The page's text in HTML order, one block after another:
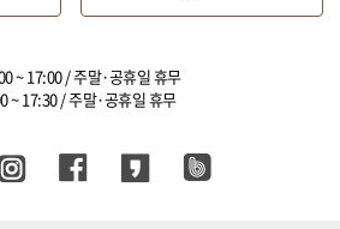
~ 17:00 / 주말·공휴일 휴무
~ 17:30 / 주말·공휴일 휴무